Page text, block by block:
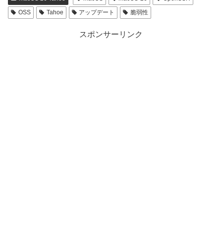
OSS
Tahoe アップデート 脆弱性
スポンサーリンク